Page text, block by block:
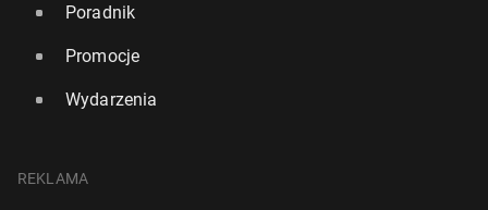
Poradnik
Promocje
Wydarzenia
REKLAMA